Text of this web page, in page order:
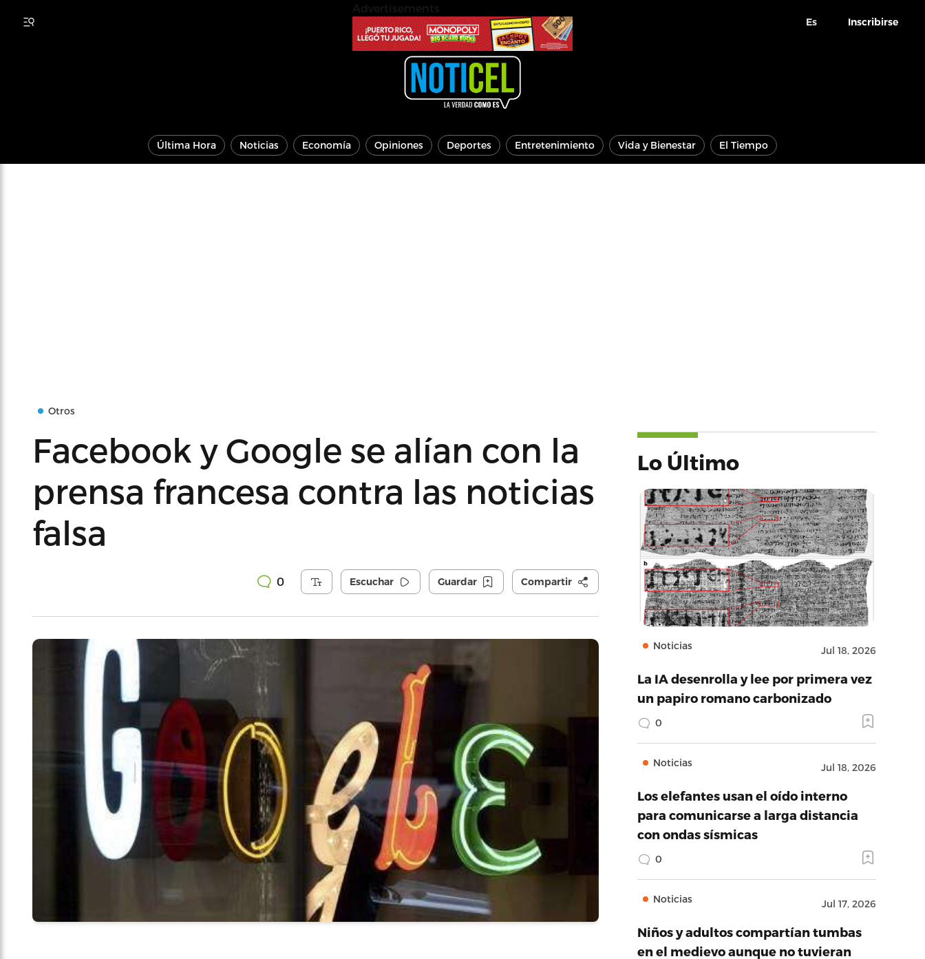
Es Inscribirse
Última Hora Noticias Economía Opiniones Deportes Entretenimiento Vida y Bienestar El Tiempo
Otros
Facebook y Google se alían con la
prensa francesa contra las noticias
falsa
0 Escuchar Guardar Compartir
Lo Último
Noticias Jul 18, 2026
La IA desenrolla y lee por primera vez
un papiro romano carbonizado
0
Noticias Jul 18, 2026
Los elefantes usan el oído interno
para comunicarse a larga distancia
con ondas sísmicas
0
Noticias Jul 17, 2026
Niños y adultos compartían tumbas
en el medievo aunque no tuvieran